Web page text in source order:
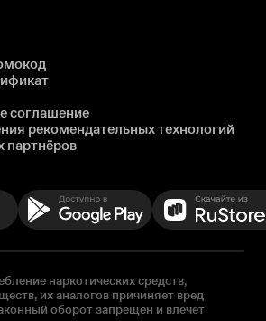
соглашение
рекомендательных технологий
партнёров
наркотических средств,
их аналогов причиняет вред
оборот запрещен и влечет